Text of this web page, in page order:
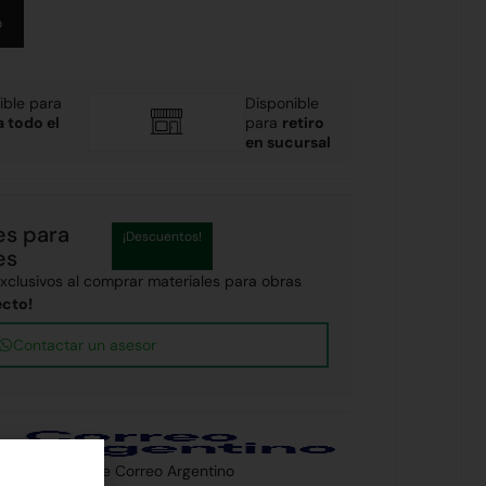
para
todo el
Disponible
para retiro
en sucursal
para
¡Descuentos!
al comprar materiales para obras
Contactar un asesor
a través de Correo Argentino